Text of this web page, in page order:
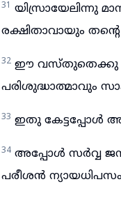
31 യിസ്രായേലിന്നു
രക്ഷിതാവായും
32 ഈ വസ്തുതെക്കു
പരിശുദ്ധാത്മാവും
33 ഇതു കേട്ടപ്പോൾ
34 അപ്പോൾ സർവ്വ
പരീശൻ